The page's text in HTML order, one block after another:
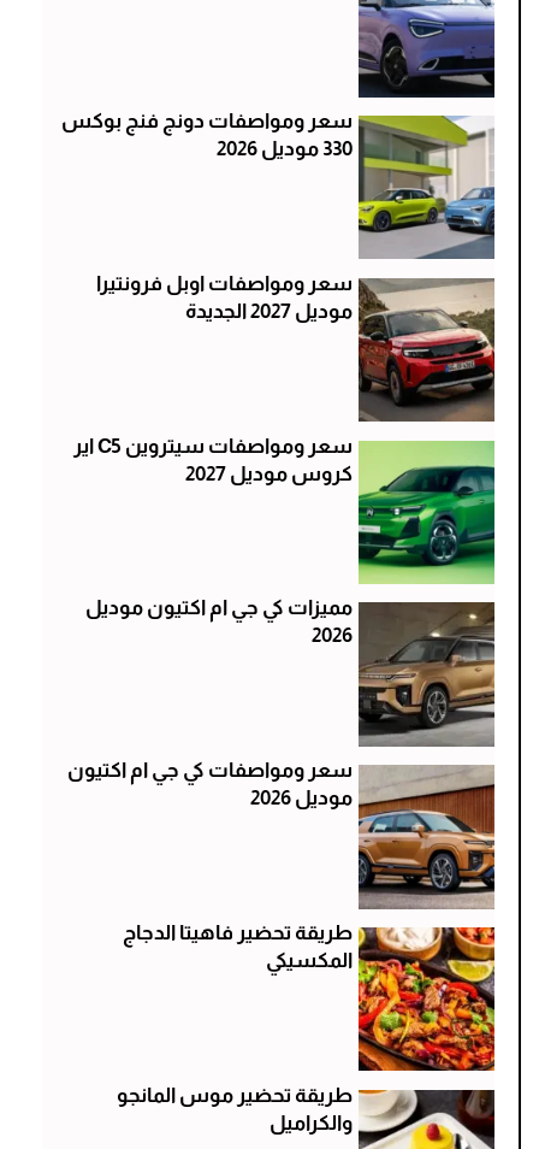
سعر ومواصفات دونج فنج بوكس
330 موديل 2026
سعر ومواصفات اوبل فرونتيرا
موديل 2027 الجديدة
سعر ومواصفات سيتروين C5 اير
كروس موديل 2027
مميزات كي جي ام اكتيون موديل
2026
سعر ومواصفات كي جي ام اكتيون
موديل 2026
طريقة تحضير فاهيتا الدجاج
المكسيكي
طريقة تحضير موس المانجو
والكراميل